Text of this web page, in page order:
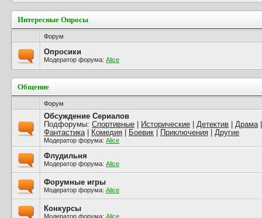
Интересные Опросы
Форум
Опросики
Модератор форума: Alice
Общение
Форум
Обсуждение Сериалов
Подфорумы: Спортивные Исторические Детектив Драма
Фантастика| Комедия Боевик Приключения Другие
Модератор форума: Alice
Флудильня
Модератор форума: Alice
Форумные игры
Модератор форума: Alice
Конкурсы
Модератор форума: Alice